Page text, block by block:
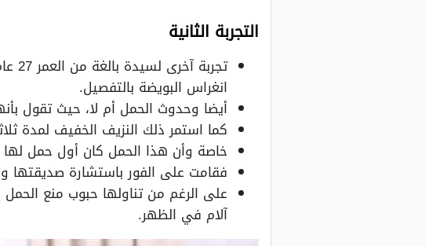
التجربة الثانية
انغراس البويضة بالتفصيل.
أيضا وحدوث الحمل أم لا، حيث تقول
كما استمر ذلك النزيف الخفيف لمدة
خاصة وأن هذا الحمل كان أول حمل
فقامت على الفور باستشارة صديقتها
على الرغم من تناولها حبوب منع
آلام في الظهر.